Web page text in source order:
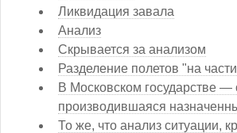
Ликвидация завала
Анализ
Скрывается за анализом
Разделение полетов "на
В Московском государстве
производившаяся
То же, что анализ ситуации,